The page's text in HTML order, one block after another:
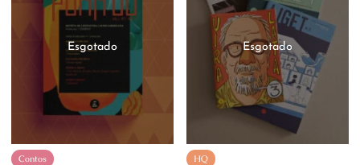
Contos HQ